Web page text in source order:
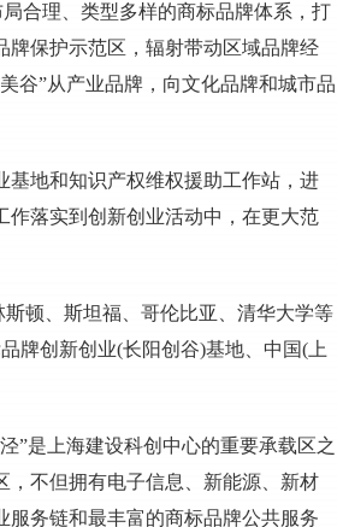
合理、类型多样的商标品牌体系，打
牌保护示范区，辐射带动区域品牌经
谷”从产业品牌，向文化品牌和城市品
基地和知识产权维权援助工作站，进
作落实到创新创业活动中，在更大范
顿、斯坦福、哥伦比亚、清华大学等
牌创新创业(长阳创谷)基地、中国(上
”是上海建设科创中心的重要承载区之
，不但拥有电子信息、新能源、新材
务链和最丰富的商标品牌公共服务